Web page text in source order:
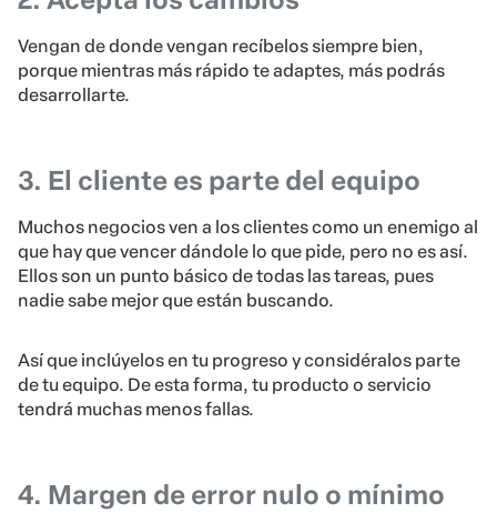
Vengan de donde vengan recíbelos siempre bien,
porque mientras más rápido te adaptes, más podrás
desarrollarte.
3. El cliente es parte del equipo
Muchos negocios ven a los clientes como un enemigo al
que hay que vencer dándole lo que pide, pero no es así.
Ellos son un punto básico de todas las tareas, pues
nadie sabe mejor que están buscando.
Así que inclúyelos en tu progreso y considéralos parte
de tu equipo. De esta forma, tu producto o servicio
tendrá muchas menos fallas.
4. Margen de error nulo o mínimo